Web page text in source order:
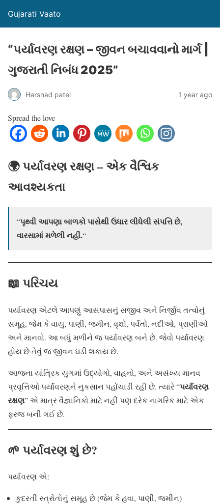
Gujarati Vaato
“પર્યાવરણ રક્ષણ – જીવન બચાવવાનો માર્ગ |
ગુજરાતી નિબંધ 2025”
Harshad patel 1 year ago
Spread the love
🌍 પર્યાવરણ રક્ષણ – એક વૈશ્વિક
આવશ્યકતા
“પૃથ્વી આપણા બાળકો પાસેથી ઉધાર લીધેલી સંપત્તિ છે,
વારસામાં મળેલી નહીં.“
📖 પરિચય
પર્યાવરણ એટલે આપણું આસપાસનું સજીવ અને નિર્જીવ તત્વોનું
સમૂહ, જેમ કે વાયુ, પાણી, જમીન, વૃક્ષો, પર્વતો, નદીઓ, પ્રાણીઓ
અને માનવો. આ બધું મળીને જ પર્યાવરણ બને છે. જેવો પર્યાવરણ
હોય છે તેવું જ જીવન ઘડી શકાય છે.
આજના યાંત્રિક યુગમાં ઉદ્યોગો, વાહનો, અને અસંખ્ય માનવ
પ્રવૃત્તિઓ પર્યાવરણને નુકસાન પહોંચાડી રહી છે. ત્યારે “પર્યાવરણ
રક્ષણ” એ માત્ર વૈજ્ઞાનિકો માટે નહીં પણ દરેક નાગરિક માટે એક
ફરજ બની ગઈ છે.
🌱 પર્યાવરણ શું છે?
પર્યાવરણ એ:
કુદરતી સ્ત્રોતોનું સમૂહ છે (જેમ કે હવા, પાણી, જમીન)